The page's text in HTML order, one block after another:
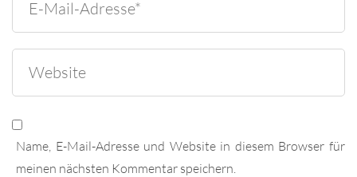
Name, E-Mail-Adresse und Website in diesem Browser für
meinen nächsten Kommentar speichern.